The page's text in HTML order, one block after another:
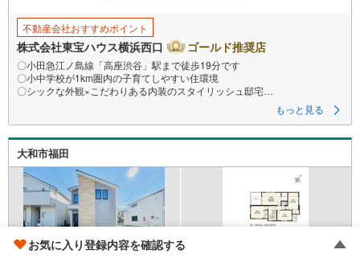
不動産会社おすすめポイント
株式会社東宝ハウス横浜西口 ゴールド推奨店
〇小田急江ノ島線「高座渋谷」駅まで徒歩19分です
〇小中学校が1km圏内の子育てしやすい住環境
〇シックな外観×こだわりある内装のスタイリッシュ邸宅
「Yahoo！ 不動産 物件ご成約キャンペーン」の対象になります。
「資料をもらう」「見学予約をする」ボタンからお問い合わせください。
※必ずYahoo！ JAPAN IDでログインしてください。
※PayPayボーナスライトは出金と譲渡はできません。有効期限は付与日か
ら60日です。
ーーーーーーーーーーーーーーーーーーーーーーーーーー
紹介金融機関/都市銀行
利率/年利 0.95％（変動金利）
のものとなります。金利情勢により表記の返済額と異なる場合がありま
もっと見る
大和市福田
お気に入り登録内容を確認する